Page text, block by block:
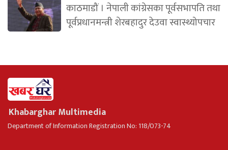
काठमाडौं । नेपाली कांग्रेसका पूर्वसभापति तथा
पूर्वप्रधानमन्त्री शेरबहादुर देउवा स्वास्थ्योपचार
Khabarghar Multimedia
Department of Information Registration No: 118/073-74